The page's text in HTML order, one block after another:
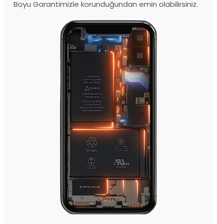
Boyu Garantimizle korunduğundan emin olabilirsiniz.